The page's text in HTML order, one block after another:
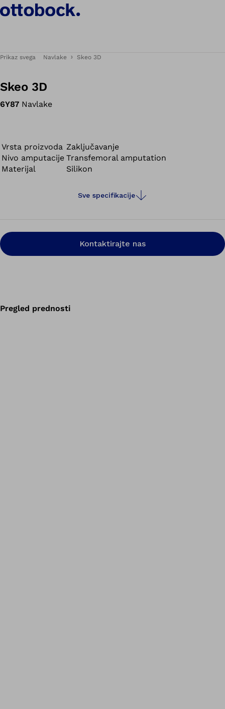
Prikaz svega Navlake Skeo 3D
Skeo 3D
6Y87 Navlake
Vrsta proizvoda Zaključavanje
Nivo amputacije Transfemoral amputation
Materijal
Silikon
Sve specifikacije
Kontaktirajte nas
Pregled prednosti